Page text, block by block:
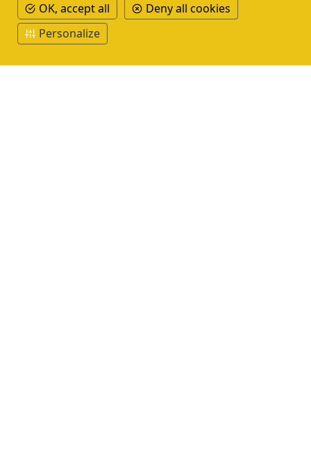
OK, accept all
Deny all cookies
Personalize